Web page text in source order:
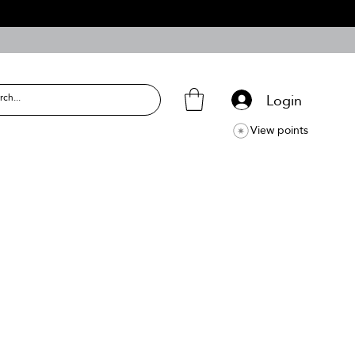
Login
View points